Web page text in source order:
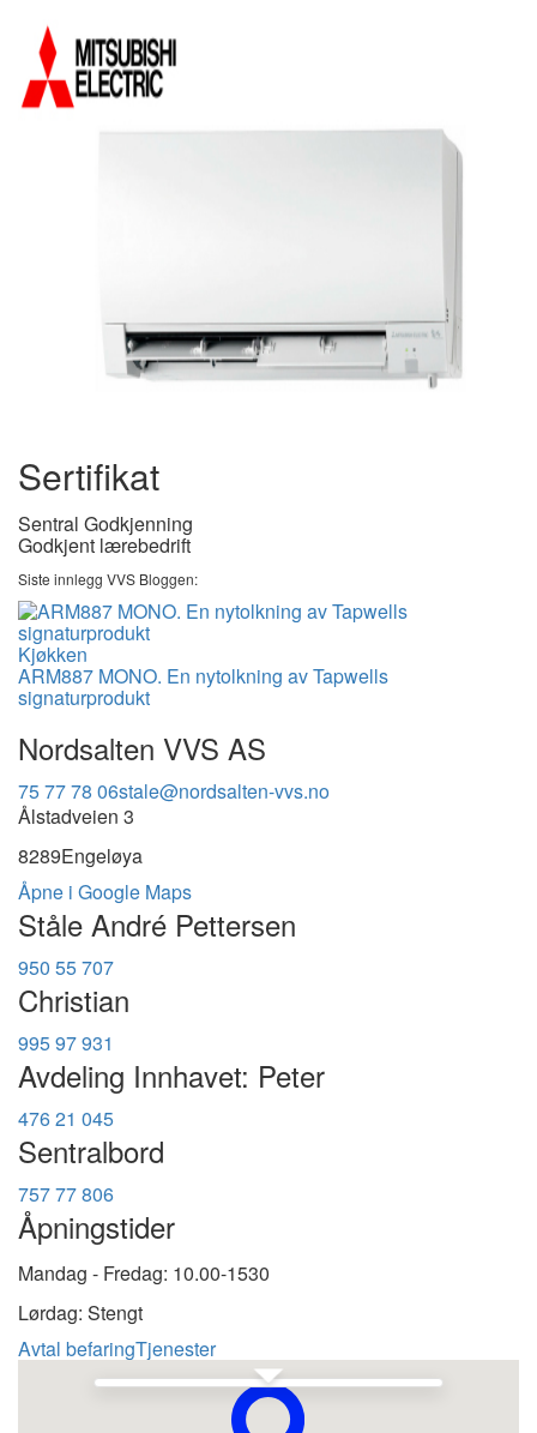
Sertifikat
Sentral Godkjenning
Godkjent lærebedrift
Siste innlegg VVS Bloggen:
Kjøkken
ARM887 MONO. En nytolkning av Tapwells
signaturprodukt
Nordsalten VVS AS
75 77 78 06stale@nordsalten-vvs.no
Ålstadveien 3
8289Engeløya
Åpne i Google Maps
Ståle André Pettersen
950 55 707
Christian
995 97 931
Avdeling Innhavet: Peter
476 21 045
Sentralbord
757 77 806
Åpningstider
Mandag - Fredag: 10.00-1530
Lørdag: Stengt
Avtal befaringTjenester